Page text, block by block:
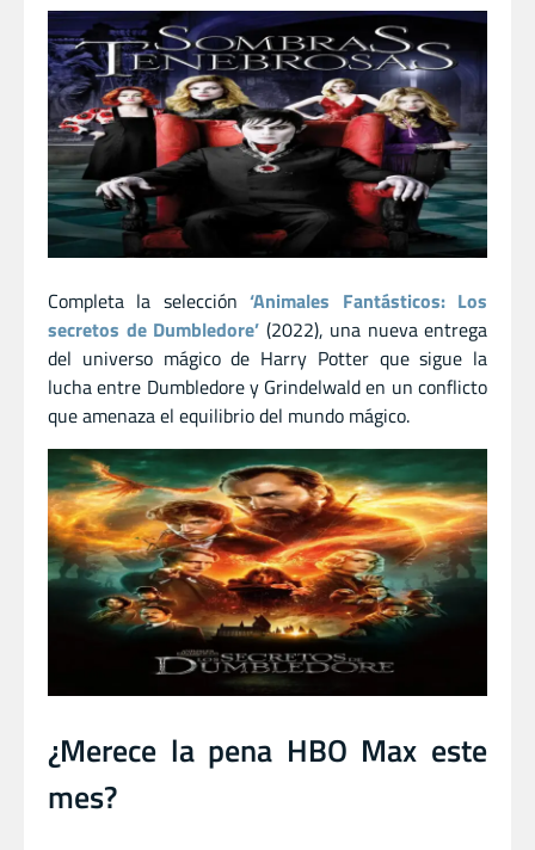
Completa la selección‘Animales Fantásticos: Los
secretos de Dumbledore’ (2022), una nueva entrega
del universo mágico de Harry Potter que sigue la
lucha entre Dumbledore y Grindelwald en un conflicto
que amenaza el equilibrio del mundo mágico.
¿Merece la pena HBO Max este
mes?